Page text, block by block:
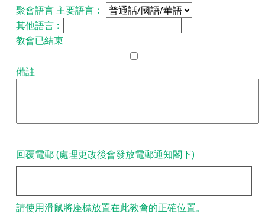
聚會語言 主要語言︰
其他語言︰
教會已結束
備註
回覆電郵 (處理更改後會發放電郵通知閣下)
請使用滑鼠將座標放置在此教會的正確位置。